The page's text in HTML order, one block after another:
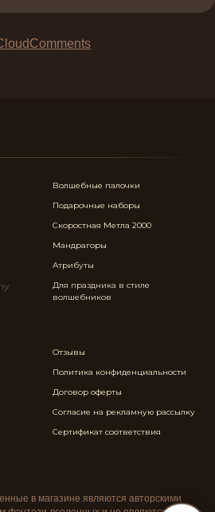
Волшебные палочки
Подарочные наборы
Скоростная Метла 2000
Мандрагоры
Атрибуты
Для праздника в стиле
волшебников
Отзывы
Политика конфиденциальности
Договор оферты
Согласие на рекламную рассылку
Сертификат соответствия
в магазине являются авторскими